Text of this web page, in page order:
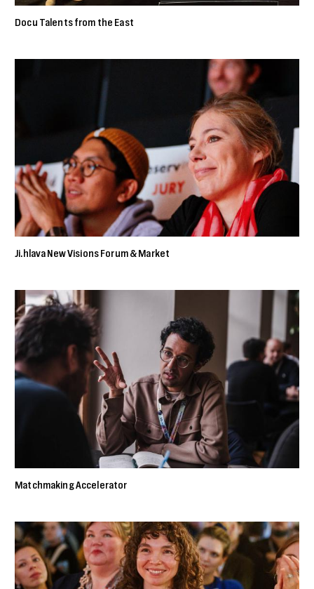
Docu Talents from the East
Ji.hlava New Visions Forum & Market
Matchmaking Accelerator